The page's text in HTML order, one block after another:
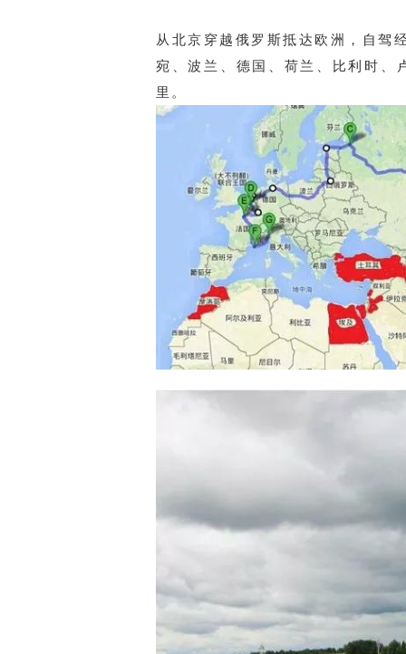
从北京穿越俄罗斯抵达欧洲，
自驾
宛、波兰、德国、荷兰、比利时、
里。